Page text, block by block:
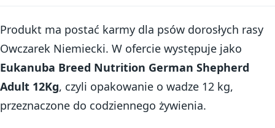
Produkt ma postać karmy dla psów dorosłych rasy
Owczarek Niemiecki. W ofercie występuje jako
Eukanuba Breed Nutrition German Shepherd
Adult 12Kg, czyli opakowanie o wadze 12 kg,
przeznaczone do codziennego żywienia.